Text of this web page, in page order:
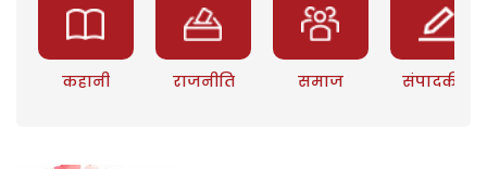
कहानी राजनीति समाज संपादकीय